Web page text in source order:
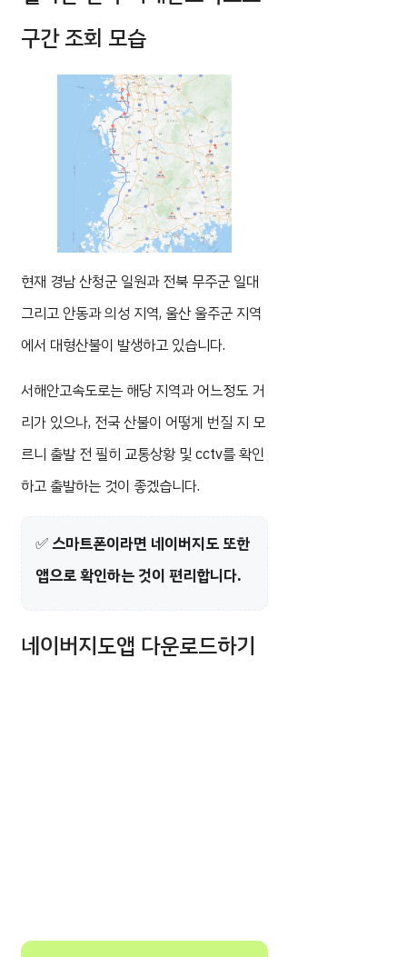
구간 조회 모습
현재 경남 산청군 일원과 전북 무주군 일대
그리고 안동과 의성 지역, 울산 울주군 지역
에서 대형산불이 발생하고 있습니다.
서해안고속도로는 해당 지역과 어느정도 거
리가 있으나, 전국 산불이 어떻게 번질 지 모
르니 출발 전 필히 교통상황 및 cctv를 확인
하고 출발하는 것이 좋겠습니다.
✅ 스마트폰이라면 네이버지도 또한
앱으로 확인하는 것이 편리합니다.
네이버지도앱 다운로드하기